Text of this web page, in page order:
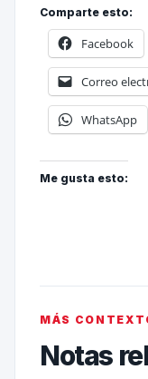
Comparte esto:
Facebook
Correo
WhatsApp
Me gusta esto:
MÁS
Notas